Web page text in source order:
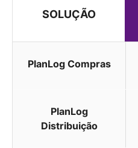
SOLUÇÃO
PlanLog Compras
PlanLog
Distribuição